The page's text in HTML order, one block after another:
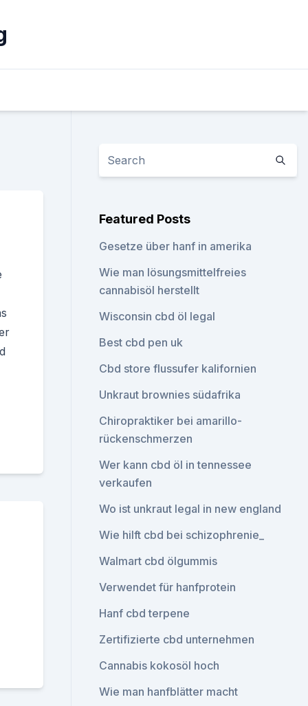
Featured Posts
Gesetze über hanf in amerika
Wie man lösungsmittelfreies
cannabisöl herstellt
Wisconsin cbd öl legal
Best cbd pen uk
Cbd store flussufer kalifornien
Unkraut brownies südafrika
Chiropraktiker bei amarillo-
rückenschmerzen
Wer kann cbd öl in tennessee
verkaufen
Wo ist unkraut legal in new england
Wie hilft cbd bei schizophrenie_
Walmart cbd ölgummis
Verwendet für hanfprotein
Hanf cbd terpene
Zertifizierte cbd unternehmen
Cannabis kokosöl hoch
Wie man hanfblätter macht